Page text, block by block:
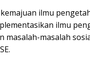
ilmu
ilmu
masalah-masalah